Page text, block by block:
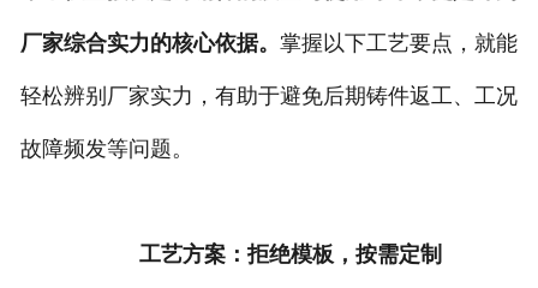
联系我们
厂家综合实力的核心依据。 掌握以下工艺要点，就能
轻松辨别厂家实力，有助于避免后期铸件返工、工况
故障频发等问题。
工艺方案：拒绝模板，按需定制